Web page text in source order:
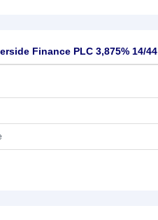
Finance PLC 3,875% 14/44